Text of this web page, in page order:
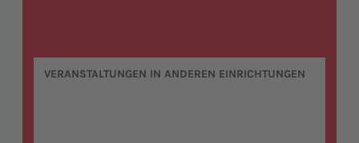
VERANSTALTUNGEN IN ANDEREN EINRICHTUNGEN